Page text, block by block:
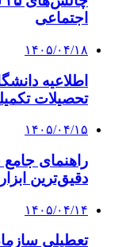
اجتماعی
۱۴۰۵/۰۴/۱۸
اطلاعیه
تحصیلات
۱۴۰۵/۰۴/۱۵
راهنمای جامع
دقیق‌ترین
۱۴۰۵/۰۴/۱۴
تعطیلی